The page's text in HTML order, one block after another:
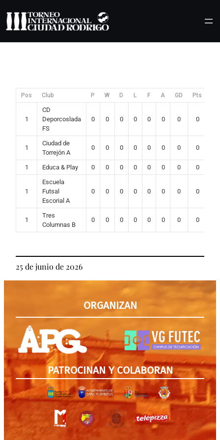
Pos Club P W D L F A GD Pts
1
CD
Deporcoslada
FS
0 0 0 0 0 0 0 0
1
Ciudad de
Torrejón A
0 0 0 0 0 0 0 0
1 Educa & Play 0 0 0 0 0 0 0 0
1
Escuela
Futsal
Escorial A
0 0 0 0 0 0 0 0
1
Tres
Columnas B
0 0 0 0 0 0 0 0
25 de junio de 2026
ORGANIZAN
PATROCINAN Y COLABORAN